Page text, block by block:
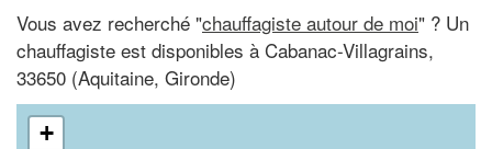
Vous avez recherché "chauffagiste autour de moi" ? Un
chauffagiste est disponibles à Cabanac-Villagrains,
33650 (Aquitaine, Gironde)
+